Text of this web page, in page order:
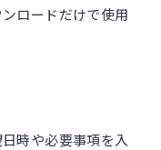
ロードだけで使用
時や必要事項を入